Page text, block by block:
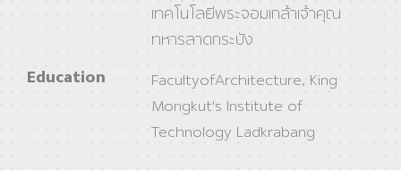
เทคโนโลยีพระจอมเกล้าเจ้าคุณ
ทหารลาดกระบัง
Education
FacultyofArchitecture, King
Mongkut's Institute of
Technology Ladkrabang